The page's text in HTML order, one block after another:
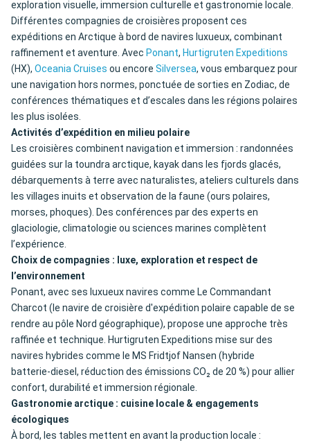
exploration visuelle, immersion culturelle et gastronomie locale.
Différentes compagnies de croisières proposent ces
expéditions en Arctique à bord de navires luxueux, combinant
raffinement et aventure. Avec Ponant, Hurtigruten Expeditions
(HX), Oceania Cruises ou encore Silversea, vous embarquez pour
une navigation hors normes, ponctuée de sorties en Zodiac, de
conférences thématiques et d’escales dans les régions polaires
les plus isolées.
Activités d’expédition en milieu polaire
Les croisières combinent navigation et immersion : randonnées
guidées sur la toundra arctique, kayak dans les fjords glacés,
débarquements à terre avec naturalistes, ateliers culturels dans
les villages inuits et observation de la faune (ours polaires,
morses, phoques). Des conférences par des experts en
glaciologie, climatologie ou sciences marines complètent
l’expérience.
Choix de compagnies : luxe, exploration et respect de
l’environnement
Ponant, avec ses luxueux navires comme Le Commandant
Charcot (le navire de croisière d'expédition polaire capable de se
rendre au pôle Nord géographique), propose une approche très
raffinée et technique. Hurtigruten Expeditions mise sur des
navires hybrides comme le MS Fridtjof Nansen (hybride
batterie‑diesel, réduction des émissions CO₂ de 20 %) pour allier
confort, durabilité et immersion régionale.
Gastronomie arctique : cuisine locale & engagements
écologiques
À bord, les tables mettent en avant la production locale :